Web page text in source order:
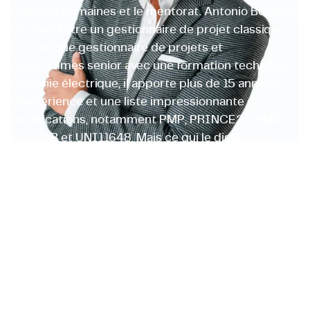
relations humaines et le mentorat. Antonio Bonanni
est loin d’être un gestionnaire de projet classique.
En tant que gestionnaire de projets et
programmes senior avec une formation technique
en génie électrique, il apporte plus de 15 années
d'expérience et une liste impressionnante de
certifications, notamment PMP, PRINCE2, IPMA
Niveau B et UNI11648. Mais ce qui le distingue